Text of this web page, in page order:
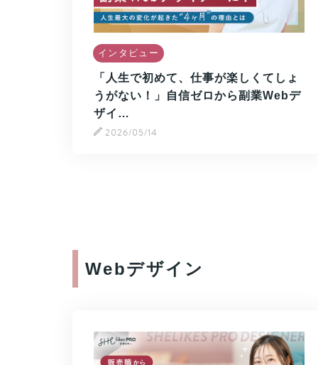
インタビュー
「人生で初めて、仕事が楽しくてしょ
うがない！」自信ゼロから副業Webデ
ザイ…
2026/05/14
Webデザイン